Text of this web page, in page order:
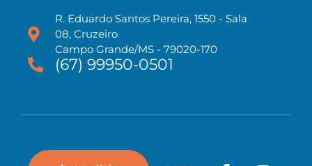
R. Eduardo Santos Pereira, 1550 - Sala
08, Cruzeiro
Campo Grande/MS - 79020-170
(67) 99950-0501